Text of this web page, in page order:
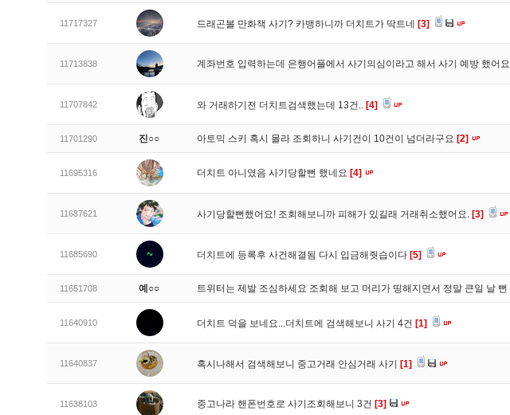
11717327 드래곤볼 만화책 사기? 카뱅하니까 더치트가 딱트네 [3]
11713838 계좌번호 입력하는데 은행어플에서 사기의심이라고 해서 사기 예방 했어요
11707842 와 거래하기전 더치트검색했는데 13건.. [4]
11701290 진○○ 아토믹 스키 혹시 몰라 조회하니 사기건이 10건이 넘더라구요 [2]
11695316 더치트 아니였음 사기당할뻔 했네요 [4]
11687621 사기당할뻔했어요! 조회해보니까 피해가 있길래 거래취소했어요. [3]
11685690 더치트에 등록후 사건해결됨 다시 입금해줫습이다 [5]
11651708 예○○ 트위터는 제발 조심하세요 조회해 보고 머리가 띵해지면서 정말 큰일 날 뻔
11640910 더치트 덕을 보네요...더치트에 검색해보니 사기 4건 [1]
11640837 혹시나해서 검색해보니 중고거래 안심거래 사기 [1]
11638103 중고나라 핸폰번호로 사기조회해보니 3건 [3]